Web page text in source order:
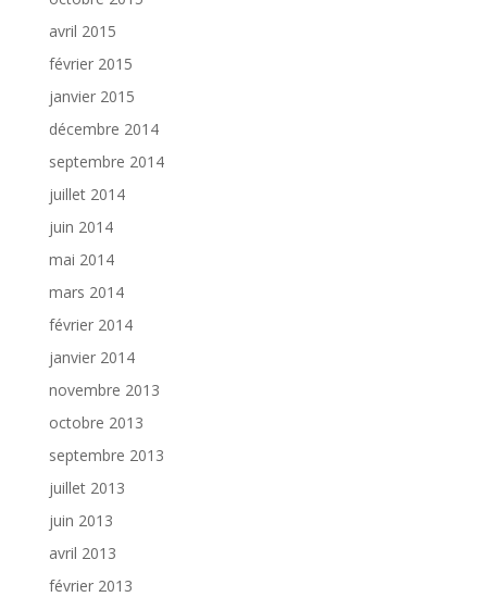
avril 2015
février 2015
janvier 2015
décembre 2014
septembre 2014
juillet 2014
juin 2014
mai 2014
mars 2014
février 2014
janvier 2014
novembre 2013
octobre 2013
septembre 2013
juillet 2013
juin 2013
avril 2013
février 2013